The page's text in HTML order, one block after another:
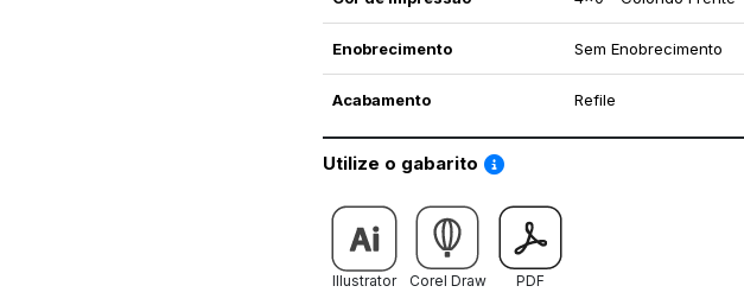
Enobrecimento Sem Enobrecimento
Acabamento Refile
Utilize o gabarito Saiba como utilizar os nossos
Illustrator Corel Draw PDF